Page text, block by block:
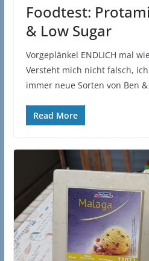
Foodtest:
& Low Sugar
Vorgeplänkel ENDLICH mal
Versteht mich nicht falsch,
immer neue Sorten von Ben &
Read More